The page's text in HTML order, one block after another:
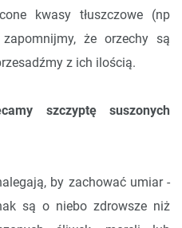
kwasy tłuszczowe (np
że orzechy są
z ich ilością.
szczyptę suszonych
by zachować umiar -
są o niebo zdrowsze niż